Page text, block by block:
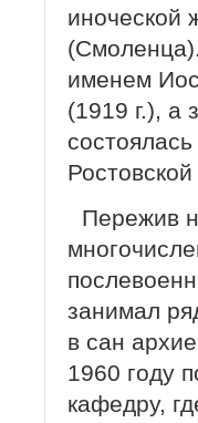
иноческой
именем
(1919 г.), а
Пережив
занимал
в сан
1960 году
кафедру,